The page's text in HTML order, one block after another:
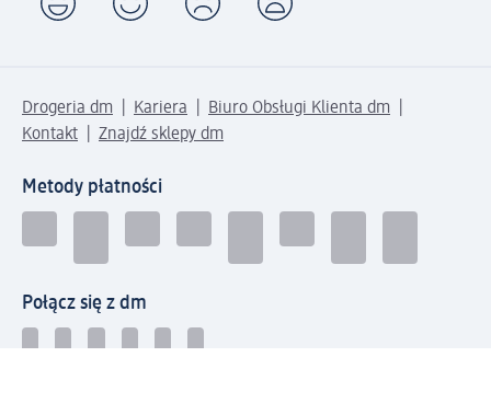
Drogeria dm Kariera
Biuro Obsługi Klienta dm
Kontakt
Znajdź sklepy dm
Metody płatności
Połącz się z dm